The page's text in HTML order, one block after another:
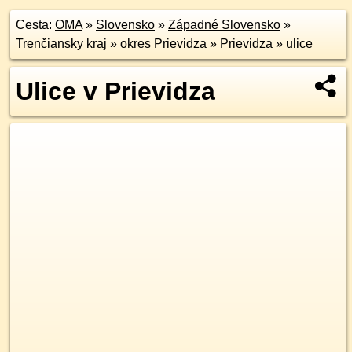
Cesta: OMA» Slovensko » Západné Slovensko »
Trenčiansky kraj » okres Prievidza » Prievidza » ulice
Ulice v Prievidza